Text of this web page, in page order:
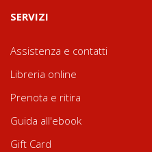
SERVIZI
Assistenza e contatti
Libreria online
Prenota e ritira
Guida all'ebook
Gift Card